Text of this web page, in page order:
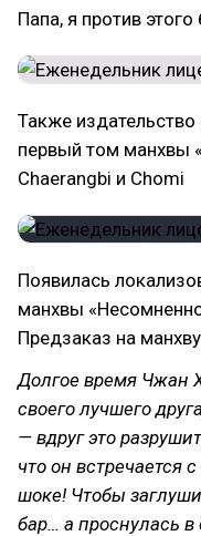
Папа, я против этого
Также
первый том манхвы
Chaerangbi и Chomi
Появилась
манхвы
Предзаказ на
Долгое время Чжан
своего лучшего
— вдруг это
что он встречается
шоке! Чтобы
бар… а проснулась в